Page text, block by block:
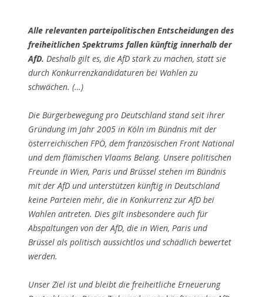
Alle relevanten parteipolitischen Entscheidungen des
freiheitlichen Spektrums fallen künftig innerhalb der
AfD. Deshalb gilt es, die AfD stark zu machen, statt sie
durch Konkurrenzkandidaturen bei Wahlen zu
schwächen. (…)
Die Bürgerbewegung pro Deutschland stand seit ihrer
Gründung im Jahr 2005 in Köln im Bündnis mit der
österreichischen FPÖ, dem französischen Front National
und dem flämischen Vlaams Belang. Unsere politischen
Freunde in Wien, Paris und Brüssel stehen im Bündnis
mit der AfD und unterstützen künftig in Deutschland
keine Parteien mehr, die in Konkurrenz zur AfD bei
Wahlen antreten. Dies gilt insbesondere auch für
Abspaltungen von der AfD, die in Wien, Paris und
Brüssel als politisch aussichtlos und schädlich bewertet
werden.
Unser Ziel ist und bleibt die freiheitliche Erneuerung